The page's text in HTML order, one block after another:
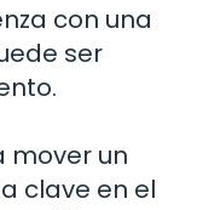
con una
ser
mover un
clave en el